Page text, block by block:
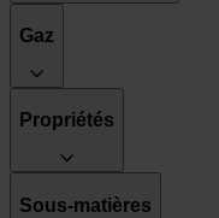
Gaz
Propriétés
Sous-matières